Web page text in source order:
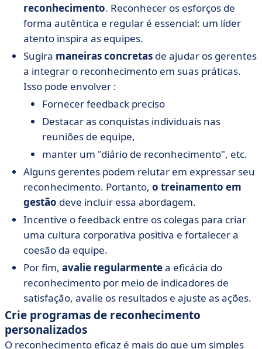
reconhecimento. Reconhecer os esforços de
forma autêntica e regular é essencial: um líder
atento inspira as equipes.
Sugira maneiras concretas de ajudar os gerentes
a integrar o reconhecimento em suas práticas.
Isso pode envolver :
Fornecer feedback preciso
Destacar as conquistas individuais nas
reuniões de equipe,
manter um "diário de reconhecimento", etc.
Alguns gerentes podem relutar em expressar seu
reconhecimento. Portanto, o treinamento em
gestão deve incluir essa abordagem.
Incentive o feedback entre os colegas para criar
uma cultura corporativa positiva e fortalecer a
coesão da equipe.
Por fim, avalie regularmentea eficácia do
reconhecimento por meio de indicadores de
satisfação, avalie os resultados e ajuste as ações.
Crie programas de reconhecimento
personalizados
O reconhecimento eficaz é mais do que um simples